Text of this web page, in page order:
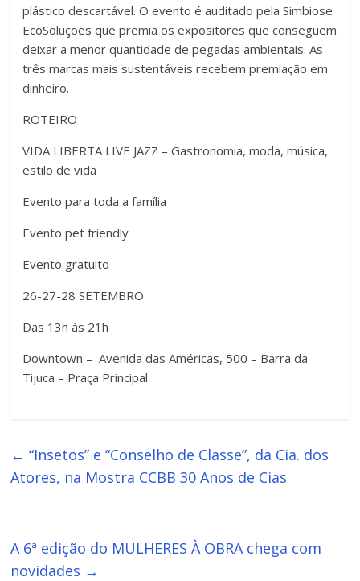
plástico descartável. O evento é auditado pela Simbiose
EcoSoluções que premia os expositores que conseguem
deixar a menor quantidade de pegadas ambientais. As
três marcas mais sustentáveis recebem premiação em
dinheiro.
ROTEIRO
VIDA LIBERTA LIVE JAZZ – Gastronomia, moda, música,
estilo de vida
Evento para toda a família
Evento pet friendly
Evento gratuito
26-27-28 SETEMBRO
Das 13h às 21h
Downtown – Avenida das Américas, 500 – Barra da
Tijuca – Praça Principal
← “Insetos” e “Conselho de Classe”, da Cia. dos
Atores, na Mostra CCBB 30 Anos de Cias
A 6ª edição do MULHERES À OBRA chega com
novidades →